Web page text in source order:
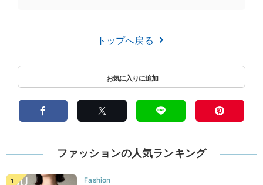
トップへ戻る
ファッションの人気ランキング